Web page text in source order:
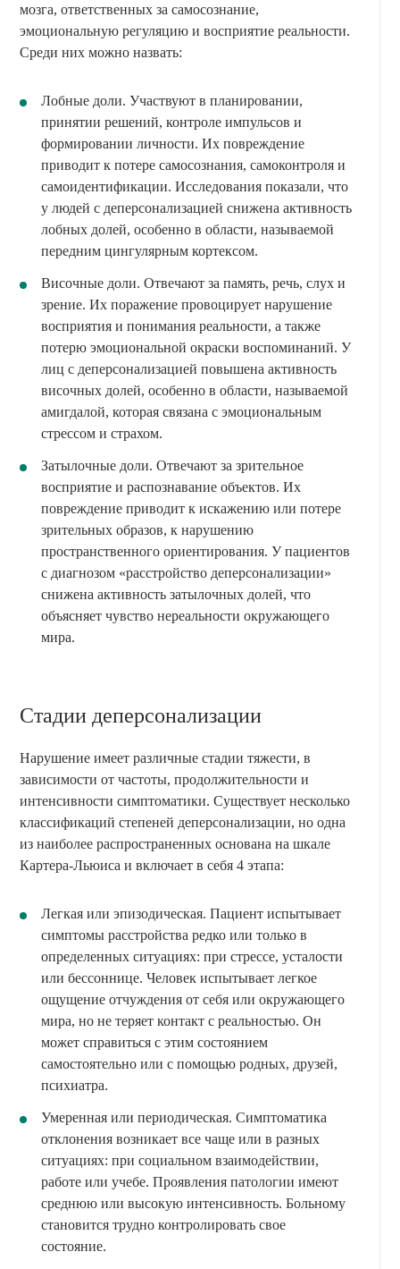
мозга, ответственных за самосознание,
эмоциональную регуляцию и восприятие реальности.
Среди них можно назвать:
Лобные доли. Участвуют в планировании,
принятии решений, контроле импульсов и
формировании личности. Их повреждение
приводит к потере самосознания, самоконтроля и
самоидентификации. Исследования показали, что
у людей с деперсонализацией снижена активность
лобных долей, особенно в области, называемой
передним цингулярным кортексом.
Височные доли. Отвечают за память, речь, слух и
зрение. Их поражение провоцирует нарушение
восприятия и понимания реальности, а также
потерю эмоциональной окраски воспоминаний. У
лиц с деперсонализацией повышена активность
височных долей, особенно в области, называемой
амигдалой, которая связана с эмоциональным
стрессом и страхом.
Затылочные доли. Отвечают за зрительное
восприятие и распознавание объектов. Их
повреждение приводит к искажению или потере
зрительных образов, к нарушению
пространственного ориентирования. У пациентов
с диагнозом «расстройство деперсонализации»
снижена активность затылочных долей, что
объясняет чувство нереальности окружающего
мира.
Стадии деперсонализации
Нарушение имеет различные стадии тяжести, в
зависимости от частоты, продолжительности и
интенсивности симптоматики. Существует несколько
классификаций степеней деперсонализации, но одна
из наиболее распространенных основана на шкале
Картера-Льюиса и включает в себя 4 этапа:
Легкая или эпизодическая. Пациент испытывает
симптомы расстройства редко или только в
определенных ситуациях: при стрессе, усталости
или бессоннице. Человек испытывает легкое
ощущение отчуждения от себя или окружающего
мира, но не теряет контакт с реальностью. Он
может справиться с этим состоянием
самостоятельно или с помощью родных, друзей,
психиатра.
Умеренная или периодическая. Симптоматика
отклонения возникает все чаще или в разных
ситуациях: при социальном взаимодействии,
работе или учебе. Проявления патологии имеют
среднюю или высокую интенсивность. Больному
становится трудно контролировать свое
состояние.